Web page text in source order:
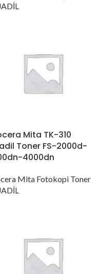
Mita TK-310
Toner FS-2000d-
4000dn
Mita Fotokopi Toner